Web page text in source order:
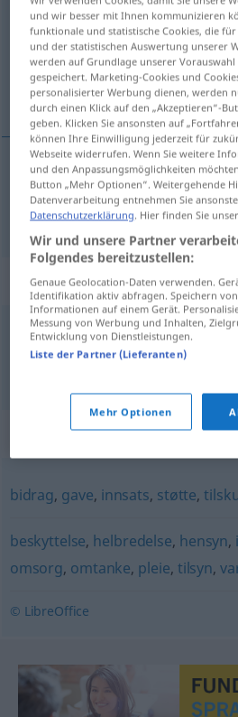
Übersicht aller
(Für mehr Details die Übersetzung
Hilfe
Hilfef hjelp
Beispielsätze für
vedhjelpav
mitHilfevon, durch
Synonyme für
bidrag, gave, innsats, støtte,
beskyttelse, helbredelse, hensyn,
omsorg, omtanke, pleie, tilsyn,
© LibreOffice
und wir besser mit Ihnen kommunizieren
funktionale und statistische Cookies, die
und der statistischen Auswertung unserer
werden auf Grundlage unserer
gespeichert. Marketing-Cookies und
personalisierter Werbung dienen, werden
durch einen Klick auf den „Akzeptieren“-
geben. Klicken Sie ansonsten auf
können Ihre Einwilligung jederzeit für
Webseite widerrufen. Wenn Sie weitere
und den Anpassungsmöglichkeiten
Button „Mehr Optionen“. Weitergehende
Datenverarbeitung entnehmen Sie
Datenschutzerklärung . Hier finden Sie
Wir und unsere Partner
Folgendes bereitzustellen:
Genaue Geolocation-Daten verwenden.
Identifikation aktiv abfragen. Speichern
Informationen auf einem Gerät.
Messung von Werbung und Inhalten,
Entwicklung von Dienstleistungen.
Liste der Partner (Lieferanten)
Mehr Optionen